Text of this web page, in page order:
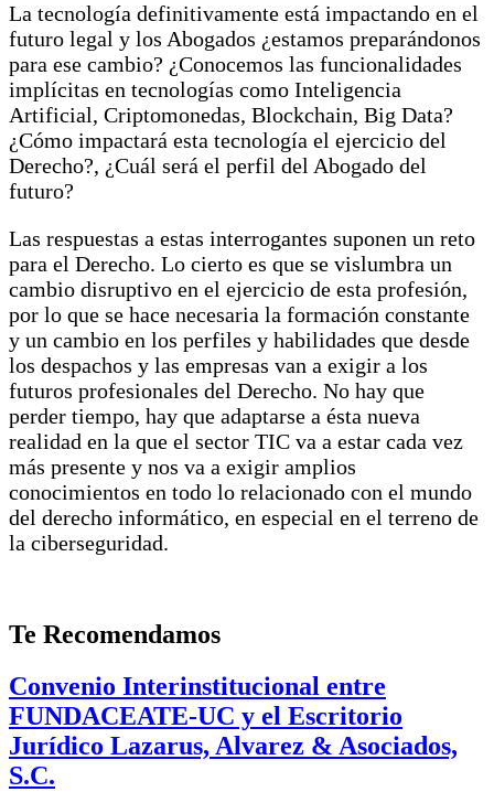
La tecnología definitivamente está impactando en el
futuro legal y los Abogados ¿estamos preparándonos
para ese cambio? ¿Conocemos las funcionalidades
implícitas en tecnologías como Inteligencia
Artificial, Criptomonedas, Blockchain, Big Data?
¿Cómo impactará esta tecnología el ejercicio del
Derecho?, ¿Cuál será el perfil del Abogado del
futuro?
Las respuestas a estas interrogantes suponen un reto
para el Derecho. Lo cierto es que se vislumbra un
cambio disruptivo en el ejercicio de esta profesión,
por lo que se hace necesaria la formación constante
y un cambio en los perfiles y habilidades que desde
los despachos y las empresas van a exigir a los
futuros profesionales del Derecho. No hay que
perder tiempo, hay que adaptarse a ésta nueva
realidad en la que el sector TIC va a estar cada vez
más presente y nos va a exigir amplios
conocimientos en todo lo relacionado con el mundo
del derecho informático, en especial en el terreno de
la ciberseguridad.
Te Recomendamos
Convenio Interinstitucional entre
FUNDACEATE-UC y el Escritorio
Jurídico Lazarus, Alvarez & Asociados,
S.C.